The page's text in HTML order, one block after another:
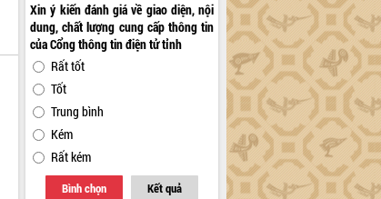
Xin ý kiến đánh giá về giao diện, nội
dung, chất lượng cung cấp thông tin
của Cổng thông tin điện tử tỉnh
Rất tốt
Tốt
Trung bình
Kém
Rất kém
Bình chọn Kết quả